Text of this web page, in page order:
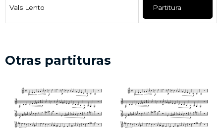
Vals Lento
Partitura
Otras partituras